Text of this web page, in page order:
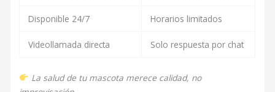
Disponible 24/7 Horarios limitados
Videollamada directa Solo respuesta por chat
La salud de tu mascota merece calidad, no